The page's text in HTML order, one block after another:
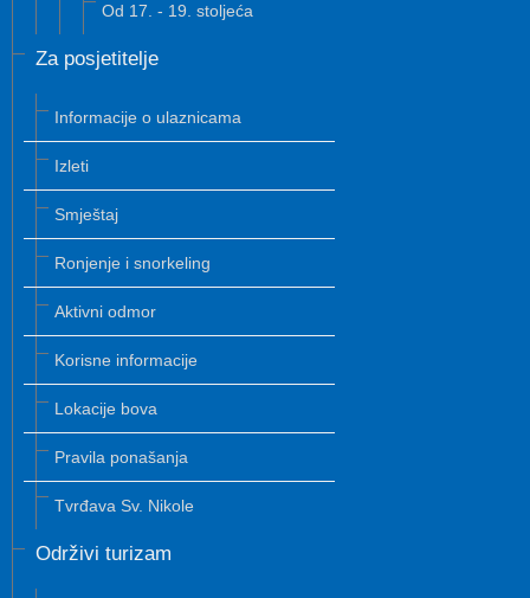
Od 17. - 19. stoljeća
Za posjetitelje
Informacije o ulaznicama
Izleti
Smještaj
Ronjenje i snorkeling
Aktivni odmor
Korisne informacije
Lokacije bova
Pravila ponašanja
Tvrđava Sv. Nikole
Održivi turizam